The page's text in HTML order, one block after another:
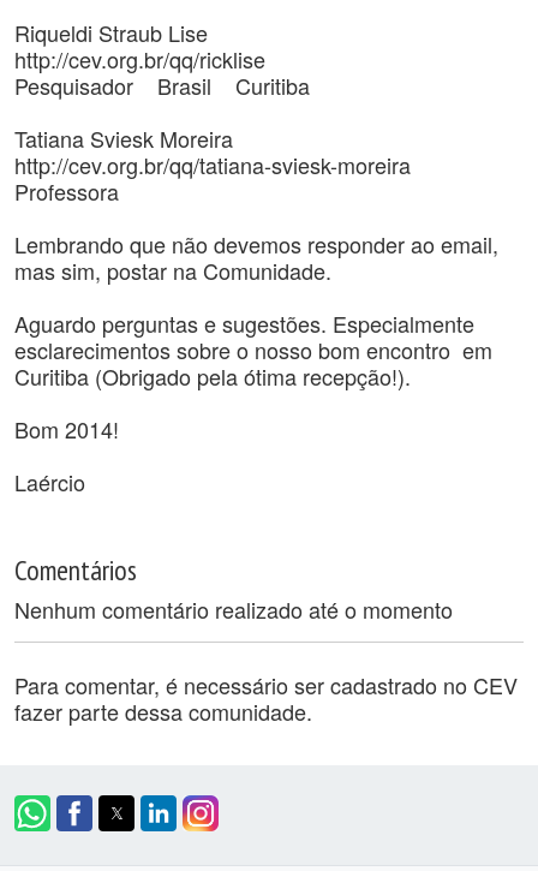
Riqueldi Straub Lise
http://cev.org.br/qq/ricklise
Pesquisador Brasil Curitiba
Tatiana Sviesk Moreira
http://cev.org.br/qq/tatiana-sviesk-moreira
Professora
Lembrando que não devemos responder ao email,
mas sim, postar na Comunidade.
Aguardo perguntas e sugestões. Especialmente
esclarecimentos sobre o nosso bom encontro em
Curitiba (Obrigado pela ótima recepção!).
Bom 2014!
Laércio
Comentários
Nenhum comentário realizado até o momento
Para comentar, é necessário ser cadastrado no CEV
fazer parte dessa comunidade.